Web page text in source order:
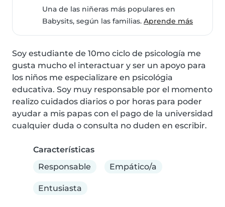
Una de las niñeras más populares en
Babysits, según las familias.Aprende más
Soy estudiante de 10mo ciclo de psicología me
gusta mucho el interactuar y ser un apoyo para
los niños me especializare en psicológia
educativa. Soy muy responsable por el momento
realizo cuidados diarios o por horas para poder
ayudar a mis papas con el pago de la universidad
cualquier duda o consulta no duden en escribir.
Características
Responsable
Empático/a
Entusiasta